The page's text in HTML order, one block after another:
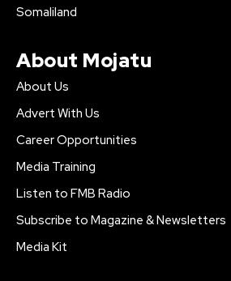
Somaliland
About Mojatu
About Us
Advert With Us
Career Opportunities
Media Training
Listen to FMB Radio
Subscribe to Magazine & Newsletters
Media Kit